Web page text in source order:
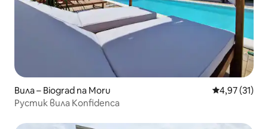
Вила – Biograd na Moru Средна
4,97 (31)
Рустик вила Konfidenca